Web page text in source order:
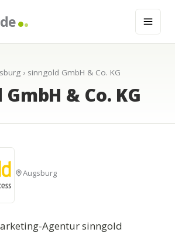
› sinngold GmbH & Co. KG
& Co. KG
Augsburg
Agentur sinngold